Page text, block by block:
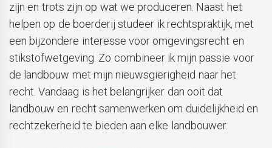
zijn en trots zijn op wat we produceren. Naast het
helpen op de boerderij studeer ik rechtspraktijk, met
een bijzondere interesse voor omgevingsrecht en
stikstofwetgeving. Zo combineer ik mijn passie voor
de landbouw met mijn nieuwsgierigheid naar het
recht. Vandaag is het belangrijker dan ooit dat
landbouw en recht samenwerken om duidelijkheid en
rechtzekerheid te bieden aan elke landbouwer.